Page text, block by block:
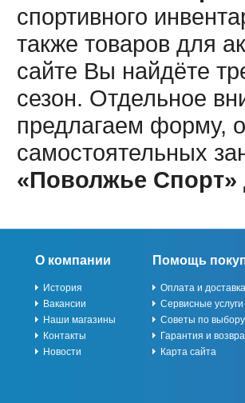
спортивного
также товаров для
сайте Вы найдёте
сезон. Отдельное
предлагаем форму,
самостоятельных
«Поволжье Спорт»
О компании
История
Вакансии
Наши магазины
Контакты
Новости
Помощь
Оплата и доставка
Сервисные услуги
Советы по
Гарантия и
Карта сайта